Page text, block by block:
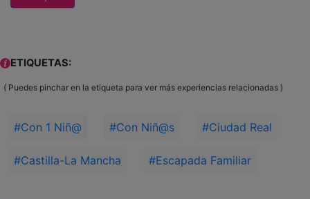
ETIQUETAS:
( Puedes pinchar en la etiqueta para ver más experiencias relacionadas )
#Con 1 Niñ@ #Con Niñ@s #Ciudad Real
#Castilla-La Mancha #Escapada Familiar